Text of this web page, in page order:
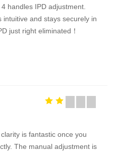
handles IPD adjustment.
intuitive and stays securely in
just right eliminated！
is fantastic once you
The manual adjustment is